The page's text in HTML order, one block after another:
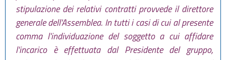
stipulazione dei relativi contratti provvede il direttore
generale dell'Assemblea. In tutti i casi di cui al presente
comma l'individuazione del soggetto a cui affidare
l'incarico è effettuata dal Presidente del gruppo,